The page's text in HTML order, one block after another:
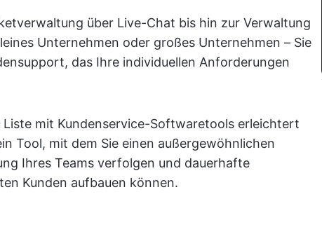
über Live-Chat bis hin zur Verwaltung
Unternehmen oder großes Unternehmen – Sie
das Ihre individuellen Anforderungen
Liste mit Kundenservice-Softwaretools erleichtert
Tool, mit dem Sie einen außergewöhnlichen
Ihres Teams verfolgen und dauerhafte
Kunden aufbauen können.